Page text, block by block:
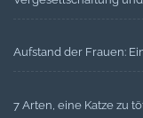
Aufstand der Frauen:
7 Arten, eine Katze zu